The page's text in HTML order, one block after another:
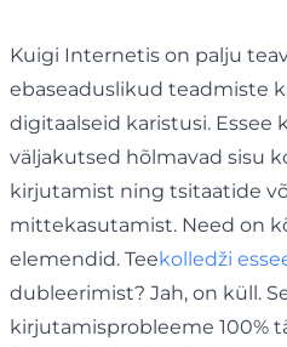
Kuigi Internetis on palju
ebaseaduslikud teadmiste
digitaalseid karistusi. Essee
väljakutsed hõlmavad sisu
kirjutamist ning tsitaatide
mittekasutamist. Need on
elemendid. Teekolledži
dubleerimist? Jah, on küll.
kirjutamisprobleeme 100%